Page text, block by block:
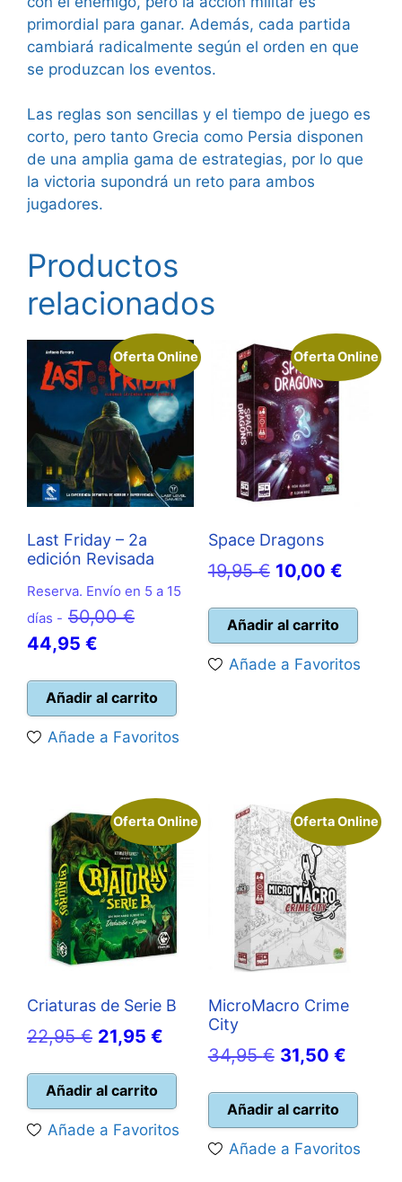
primordial para ganar. Además, cada partida
cambiará radicalmente según el orden en que
se produzcan los eventos.
Las reglas son sencillas y el tiempo de juego es
corto, pero tanto Grecia como Persia disponen
de una amplia gama de estrategias, por lo que
la victoria supondrá un reto para ambos
jugadores.
Productos
relacionados
Oferta Online
Last Friday – 2a
edición Revisada
Reserva. Envío en 5 a 15
días - 50,00€El
era:
44,95 €
actual
Añadir al carrito
Añade a Favoritos
Oferta Online
Space Dragons
19,95€ El
original
10,00 €El
Añadir al carrito
Añade a Favoritos
Oferta Online
Criaturas de Serie B
22,95€ El
original
era:
22,95 €.
21,95 €
precio
actual
es:
21,95 €.
Añadir al carrito
Añade a Favoritos
Oferta Online
MicroMacro Crime
City
34,95€ El
original
era:
34,95 €.
31,50 €El
es:
31,50
Añadir al carrito
Añade a Favoritos